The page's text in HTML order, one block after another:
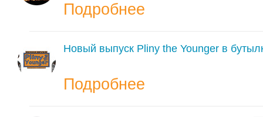
Подробнее
Новый выпуск Pliny the Younger в
Подробнее